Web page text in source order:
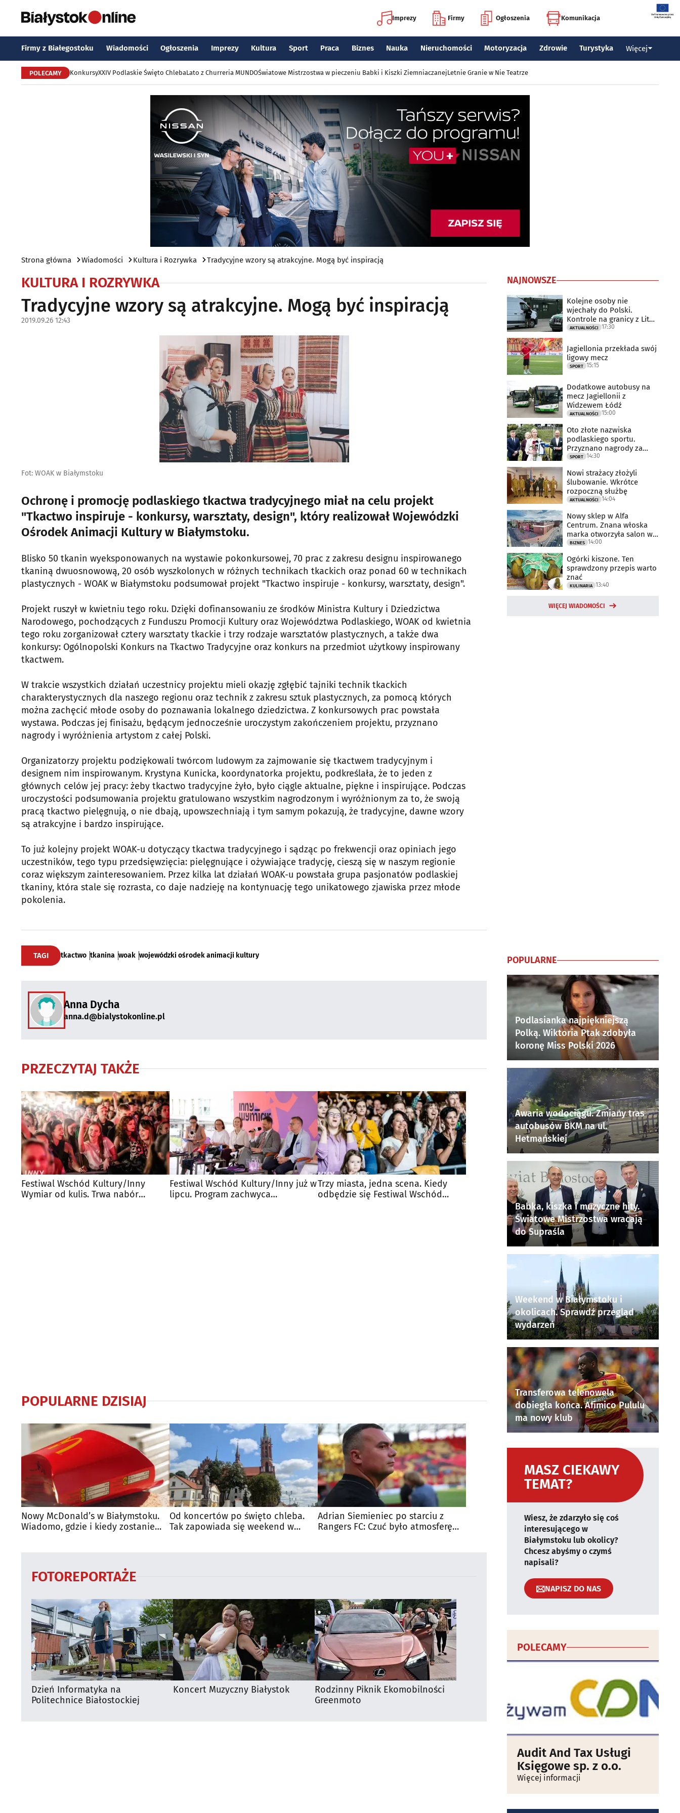
Imprezy Firmy Ogłoszenia Komunikacja
Firmy z Białegostoku Wiadomości Ogłoszenia Imprezy Kultura Sport Praca Biznes Nauka Nieruchomości Motoryzacja Zdrowie Turystyka Więcej
POLECAMY KonkursyXXIV Podlaskie Święto ChlebaLato z Churreria MUNDOŚwiatowe Mistrzostwa w pieczeniu Babki i Kiszki ZiemniaczanejLetnie Granie w Nie Teatrze
Strona główna Wiadomości Kultura i Rozrywka Tradycyjne wzory są atrakcyjne. Mogą być inspiracją
KULTURA I ROZRYWKA
Tradycyjne wzory są atrakcyjne. Mogą być inspiracją
2019.09.26 12:43
Fot: WOAK w Białymstoku
Ochronę i promocję podlaskiego tkactwa tradycyjnego miał na celu projekt
"Tkactwo inspiruje - konkursy, warsztaty, design", który realizował Wojewódzki
Ośrodek Animacji Kultury w Białymstoku.
Blisko 50 tkanin wyeksponowanych na wystawie pokonkursowej, 70 prac z zakresu designu inspirowanego
tkaniną dwuosnowową, 20 osób wyszkolonych w różnych technikach tkackich oraz ponad 60 w technikach
plastycznych - WOAK w Białymstoku podsumował projekt "Tkactwo inspiruje - konkursy, warsztaty, design".
Projekt ruszył w kwietniu tego roku. Dzięki dofinansowaniu ze środków Ministra Kultury i Dziedzictwa
Narodowego, pochodzących z Funduszu Promocji Kultury oraz Województwa Podlaskiego, WOAK od kwietnia
tego roku zorganizował cztery warsztaty tkackie i trzy rodzaje warsztatów plastycznych, a także dwa
konkursy: Ogólnopolski Konkurs na Tkactwo Tradycyjne oraz konkurs na przedmiot użytkowy inspirowany
tkactwem.
W trakcie wszystkich działań uczestnicy projektu mieli okazję zgłębić tajniki technik tkackich
charakterystycznych dla naszego regionu oraz technik z zakresu sztuk plastycznych, za pomocą których
można zachęcić młode osoby do poznawania lokalnego dziedzictwa. Z konkursowych prac powstała
wystawa. Podczas jej finisażu, będącym jednocześnie uroczystym zakończeniem projektu, przyznano
nagrody i wyróżnienia artystom z całej Polski.
Organizatorzy projektu podziękowali twórcom ludowym za zajmowanie się tkactwem tradycyjnym i
designem nim inspirowanym. Krystyna Kunicka, koordynatorka projektu, podkreślała, że to jeden z
głównych celów jej pracy: żeby tkactwo tradycyjne żyło, było ciągle aktualne, piękne i inspirujące. Podczas
uroczystości podsumowania projektu gratulowano wszystkim nagrodzonym i wyróżnionym za to, że swoją
pracą tkactwo pielęgnują, o nie dbają, upowszechniają i tym samym pokazują, że tradycyjne, dawne wzory
są atrakcyjne i bardzo inspirujące.
To już kolejny projekt WOAK-u dotyczący tkactwa tradycyjnego i sądząc po frekwencji oraz opiniach jego
uczestników, tego typu przedsięwzięcia: pielęgnujące i ożywiające tradycję, cieszą się w naszym regionie
coraz większym zainteresowaniem. Przez kilka lat działań WOAK-u powstała grupa pasjonatów podlaskiej
tkaniny, która stale się rozrasta, co daje nadzieję na kontynuację tego unikatowego zjawiska przez młode
pokolenia.
TAGI tkactwo tkanina woak wojewódzki ośrodek animacji kultury
Anna Dycha
anna.d@bialystokonline.pl
PRZECZYTAJ TAKŻE
Festiwal Wschód Kultury/Inny
Wymiar od kulis. Trwa nabór
Festiwal Wschód Kultury/Inny już w
lipcu. Program zachwyca
Trzy miasta, jedna scena. Kiedy
odbędzie się Festiwal Wschód
POPULARNE DZISIAJ
Nowy McDonald’s w Białymstoku.
Wiadomo, gdzie i kiedy zostanie
Od koncertów po święto chleba.
Tak zapowiada się weekend w
Adrian Siemieniec po starciu z
Rangers FC: Czuć było atmosferę
FOTOREPORTAŻE
Dzień Informatyka na
Politechnice Białostockiej
Koncert Muzyczny Białystok
Rodzinny Piknik Ekomobilności
Greenmoto
NAJNOWSZE
Kolejne osoby nie
wjechały do Polski.
Kontrole na granicy z Litwą
trwają
AKTUALNOŚCI 17:30
Jagiellonia przekłada swój
ligowy mecz
SPORT 15:15
Dodatkowe autobusy na
mecz Jagiellonii z
Widzewem Łódź
AKTUALNOŚCI 15:00
Oto złote nazwiska
podlaskiego sportu.
Przyznano nagrody za
2025 rok
SPORT 14:30
Nowi strażacy złożyli
ślubowanie. Wkrótce
rozpoczną służbę
AKTUALNOŚCI 14:04
Nowy sklep w Alfa
Centrum. Znana włoska
marka otworzyła salon w
Białymstoku
BIZNES 14:00
Ogórki kiszone. Ten
sprawdzony przepis warto
znać
KULINARIA 13:40
WIĘCEJ WIADOMOŚCI
POPULARNE
Podlasianka najpiękniejszą
Polką. Wiktoria Ptak zdobyła
koronę Miss Polski 2026
Awaria wodociągu. Zmiany tras
autobusów BKM na ul.
Hetmańskiej
Babka, kiszka i muzyczne hity.
Światowe Mistrzostwa wracają
do Supraśla
Weekend w Białymstoku i
okolicach. Sprawdź przegląd
wydarzeń
Transferowa telenowela
dobiegła końca. Afimico Pululu
ma nowy klub
MASZ CIEKAWY
TEMAT?
Wiesz, że zdarzyło się coś
interesującego w
Białymstoku lub okolicy?
Chcesz abyśmy o czymś
napisali?
NAPISZ DO NAS
POLECAMY
Audit And Tax Usługi
Księgowe sp. z o.o.
Więcej informacji